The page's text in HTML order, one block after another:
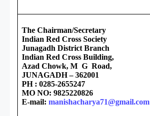
The Chairman/Secretary
Indian Red Cross Society
Junagadh District Branch
Indian Red Cross Building,
Azad Chowk, M G Road,
JUNAGADH – 362001
PH : 0285-2655247
MO NO: 9825220826
E-mail: manishacharya71@gmail.com